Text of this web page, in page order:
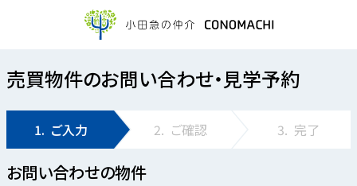
売買物件のお問い合わせ・見学予約
1. ご入力 2. ご確認 3. 完了
お問い合わせの物件